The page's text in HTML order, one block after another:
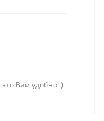
Вам удобно :)